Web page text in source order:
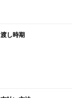
し時期